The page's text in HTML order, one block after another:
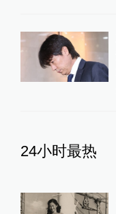
24小时最热